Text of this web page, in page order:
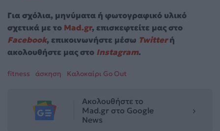
Για σχόλια, μηνύματα ή φωτογραφικό υλικό
σχετικά με το Mad.gr, επισκεφτείτε μας στο
Facebook, επικοινωνήστε μέσω Twitterή
ακολουθήστε μας στο Instagram.
fitness άσκηση Καλοκαίρι Go Out
Ακολουθήστε το
Mad.gr στο Google
News